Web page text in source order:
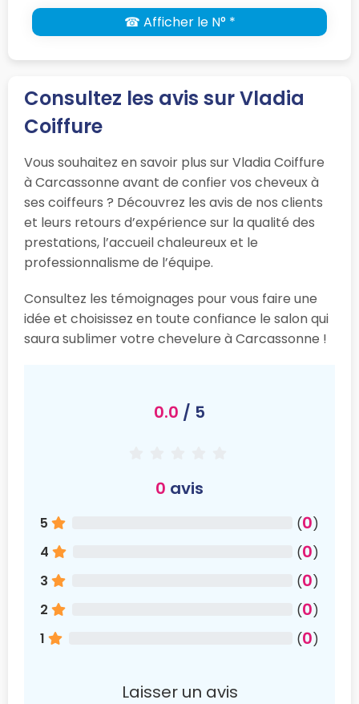
☎ Afficher le N° *
Consultez les avis sur Vladia
Coiffure
Vous souhaitez en savoir plus sur Vladia Coiffure
à Carcassonne avant de confier vos cheveux à
ses coiffeurs ? Découvrez les avis de nos clients
et leurs retours d’expérience sur la qualité des
prestations, l’accueil chaleureux et le
professionnalisme de l’équipe.
Consultez les témoignages pour vous faire une
idée et choisissez en toute confiance le salon qui
saura sublimer votre chevelure à Carcassonne !
0.0 / 5
0 avis
5 (0)
4
(0)
3
(0)
2
(0)
1
(0)
Laisser un avis